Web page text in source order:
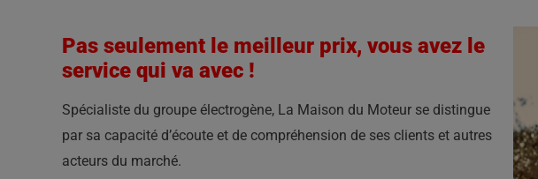
Pas seulement le meilleur prix, vous avez le
service qui va avec !
Spécialiste du groupe électrogène, La Maison du Moteur se distingue
par sa capacité d’écoute et de compréhension de ses clients et autres
acteurs du marché.